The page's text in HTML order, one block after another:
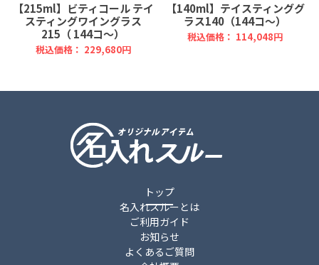
【215ml】ビティコール テイ
スティングワイングラス
215（ 144コ～）
税込価格： 229,680円
【140ml】テイスティンググ
ラス140（144コ～）
税込価格： 114,048円
トップ
名入れスルーとは
ご利用ガイド
お知らせ
よくあるご質問